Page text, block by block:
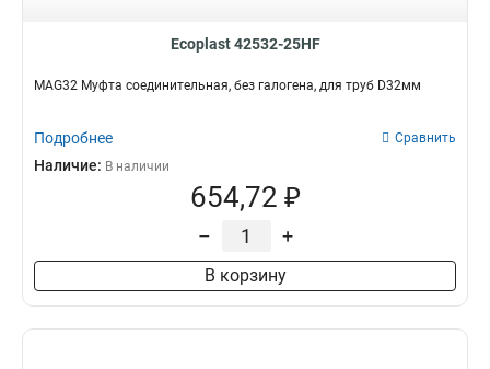
Ecoplast 42532-25HF
MAG32 Муфта соединительная, без галогена, для труб D32мм
Подробнее Сравнить
Наличие: В наличии
654,72 ₽
– +
В корзину